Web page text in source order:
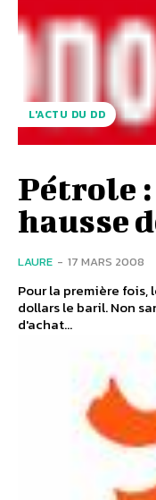
L'ACTU DU DD
Pétrole
hausse
LAURE - 17 MARS 2008
Pour la première fois,
dollars le baril. Non
d'achat...